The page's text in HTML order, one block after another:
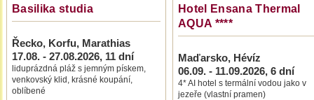
Basilika studia
Řecko, Korfu, Marathias
17.08. - 27.08.2026, 11 dní
liduprázdná pláž s jemným pískem,
venkovský klid, krásné koupání,
oblíbené
Hotel Ensana Thermal
AQUA ****
Maďarsko, Hévíz
06.09. - 11.09.2026, 6 dní
4* AI hotel s termální vodou jako v
jezeře (vlastní pramen)